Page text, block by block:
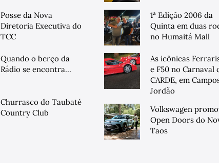
Posse da Nova
Diretoria Executiva do
TCC
Quando o berço da
Rádio se encontra...
Churrasco do Taubaté
Country Club
1ª Edição 2006 da
Quinta em duas
no Humaitá Mall
As icônicas
e F50 no Carnaval
CARDE, em
Jordão
Volkswagen
Open Doors do
Taos